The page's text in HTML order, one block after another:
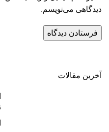
دیدگاهی می‌نویسم.
آخرین مقالات